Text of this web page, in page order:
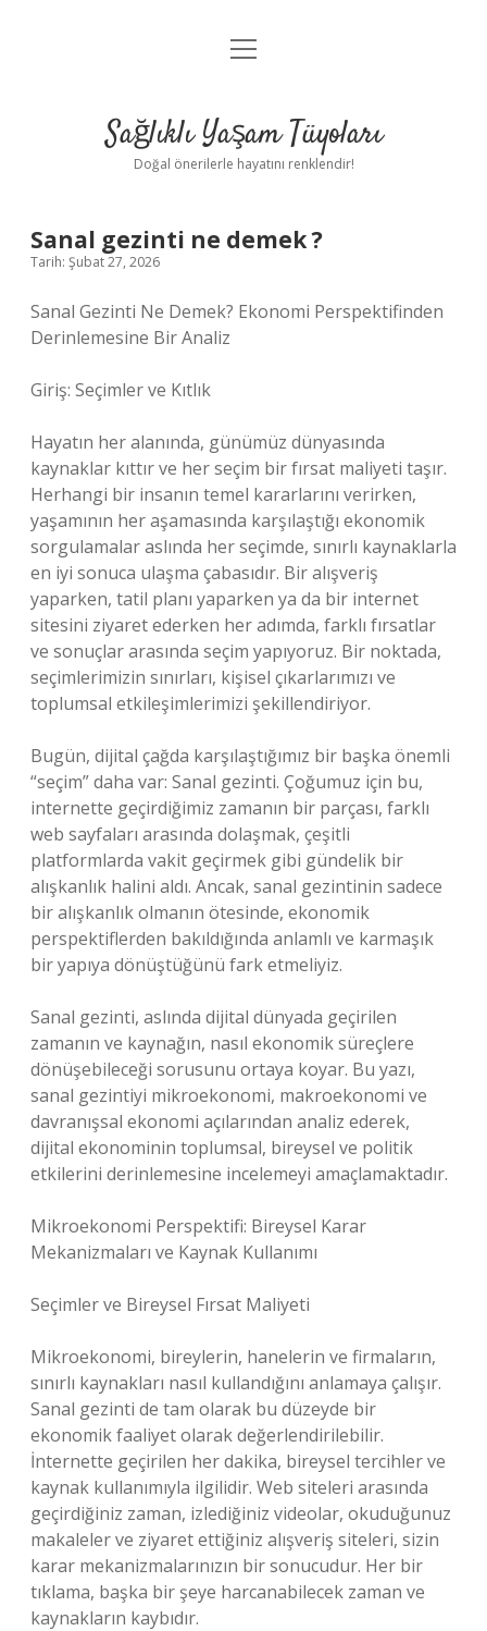
Anasayfa
Yasal Uyarı
menüyü
Sağlıklı Yaşam Tüyoları
Doğal önerilerle hayatını renklendir!
Sanal gezinti ne demek ?
Tarih: Şubat 27, 2026
Sanal Gezinti Ne Demek? Ekonomi Perspektifinden
Derinlemesine Bir Analiz
Giriş: Seçimler ve Kıtlık
Hayatın her alanında, günümüz dünyasında
kaynaklar kıttır ve her seçim bir fırsat maliyeti taşır.
Herhangi bir insanın temel kararlarını verirken,
yaşamının her aşamasında karşılaştığı ekonomik
sorgulamalar aslında her seçimde, sınırlı kaynaklarla
en iyi sonuca ulaşma çabasıdır. Bir alışveriş
yaparken, tatil planı yaparken ya da bir internet
sitesini ziyaret ederken her adımda, farklı fırsatlar
ve sonuçlar arasında seçim yapıyoruz. Bir noktada,
seçimlerimizin sınırları, kişisel çıkarlarımızı ve
toplumsal etkileşimlerimizi şekillendiriyor.
Bugün, dijital çağda karşılaştığımız bir başka önemli
“seçim” daha var: Sanal gezinti. Çoğumuz için bu,
internette geçirdiğimiz zamanın bir parçası, farklı
web sayfaları arasında dolaşmak, çeşitli
platformlarda vakit geçirmek gibi gündelik bir
alışkanlık halini aldı. Ancak, sanal gezintinin sadece
bir alışkanlık olmanın ötesinde, ekonomik
perspektiflerden bakıldığında anlamlı ve karmaşık
bir yapıya dönüştüğünü fark etmeliyiz.
Sanal gezinti, aslında dijital dünyada geçirilen
zamanın ve kaynağın, nasıl ekonomik süreçlere
dönüşebileceği sorusunu ortaya koyar. Bu yazı,
sanal gezintiyi mikroekonomi, makroekonomi ve
davranışsal ekonomi açılarından analiz ederek,
dijital ekonominin toplumsal, bireysel ve politik
etkilerini derinlemesine incelemeyi amaçlamaktadır.
Mikroekonomi Perspektifi: Bireysel Karar
Mekanizmaları ve Kaynak Kullanımı
Seçimler ve Bireysel Fırsat Maliyeti
Mikroekonomi, bireylerin, hanelerin ve firmaların,
sınırlı kaynakları nasıl kullandığını anlamaya çalışır.
Sanal gezinti de tam olarak bu düzeyde bir
ekonomik faaliyet olarak değerlendirilebilir.
İnternette geçirilen her dakika, bireysel tercihler ve
kaynak kullanımıyla ilgilidir. Web siteleri arasında
geçirdiğiniz zaman, izlediğiniz videolar, okuduğunuz
makaleler ve ziyaret ettiğiniz alışveriş siteleri, sizin
karar mekanizmalarınızın bir sonucudur. Her bir
tıklama, başka bir şeye harcanabilecek zaman ve
kaynakların kaybıdır.